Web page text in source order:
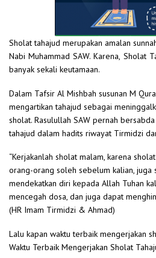
Sholat tahajud merupakan amalan
Nabi Muhammad SAW. Karena, Sholat
banyak sekali keutamaan.
Dalam Tafsir Al Mishbah susunan M
mengartikan tahajud sebagai
sholat. Rasulullah SAW pernah
tahajud dalam hadits riwayat Tirmidzi
“Kerjakanlah sholat malam, karena
orang-orang soleh sebelum kalian, juga
mendekatkan diri kepada Allah Tuhan
mencegah dosa, dan juga dapat
(HR Imam Tirmidzi & Ahmad)
Lalu kapan waktu terbaik mengerjakan
Waktu Terbaik Mengerjakan Sholat